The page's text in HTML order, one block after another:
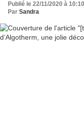
Publié le 22/11/2020 à 10:10
Par Sandra